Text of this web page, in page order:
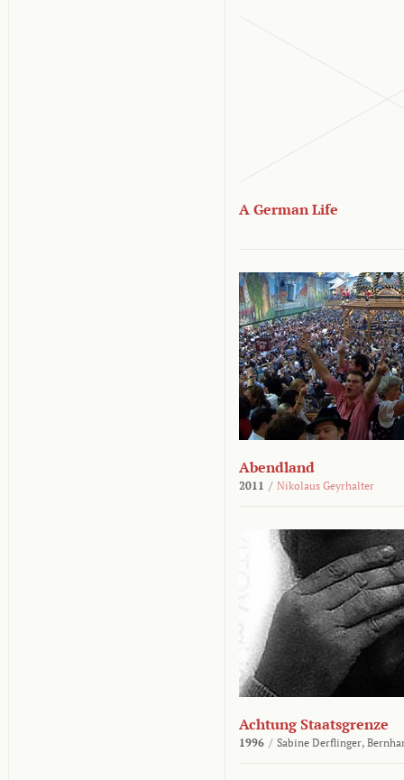
A German Life
Abendland
2011 / Nikolaus Geyrhalter
Achtung Staatsgrenze
1996 / Sabine Derflinger,